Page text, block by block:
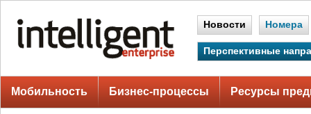
Новости Номера
Перспективные
Мобильность Бизнес-процессы Ресурсы